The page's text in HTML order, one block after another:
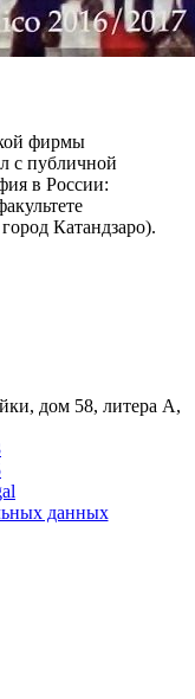
фирмы
с публичной
в России:
Катандзаро).
дом 58, литера А,
данных